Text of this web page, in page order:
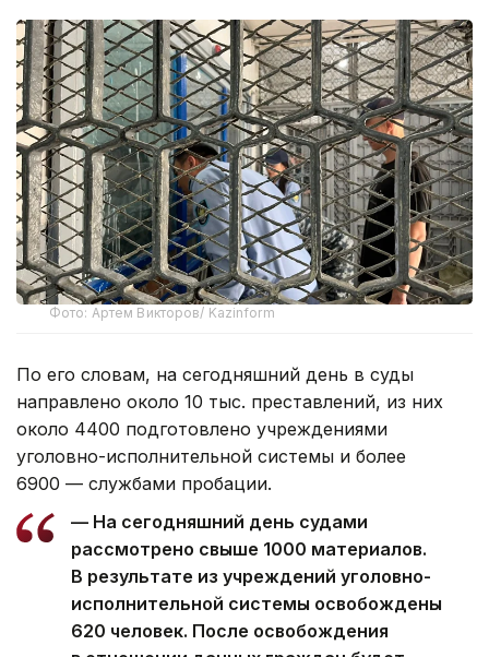
Фото: Артем Викторов/ Kazinform
По его словам, на сегодняшний день в суды
направлено около 10 тыс. преставлений, из них
около 4400 подготовлено учреждениями
уголовно-исполнительной системы и более
6900 — службами пробации.
— На сегодняшний день судами
рассмотрено свыше 1000 материалов.
В результате из учреждений уголовно-
исполнительной системы освобождены
620 человек. После освобождения